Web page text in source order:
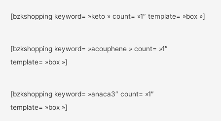
[bzkshopping keyword= »keto » count= »1″ template= »box »]
[bzkshopping keyword= »acouphene » count= »1″
template= »box »]
[bzkshopping keyword= »anaca3″ count= »1″
template= »box »]